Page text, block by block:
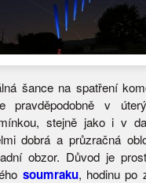
šance na spatření
pravděpodobně v
stejně jako i v
dobrá a průzračná
obzor. Důvod je
soumraku, hodinu po